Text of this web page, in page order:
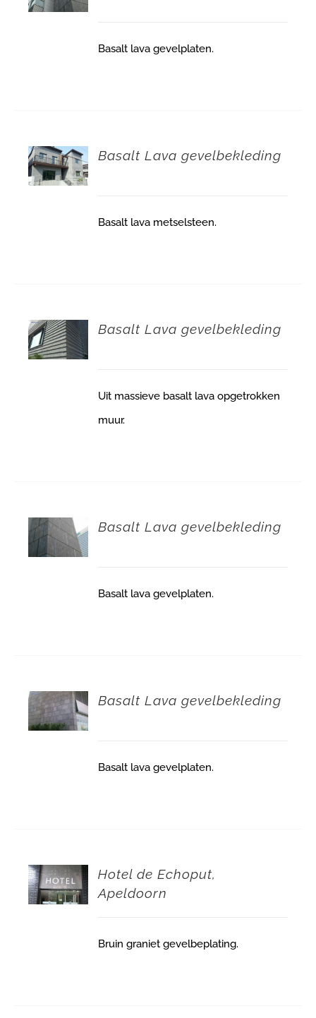
Basalt lava gevelplaten.
Basalt Lava gevelbekleding
Basalt lava metselsteen.
Basalt Lava gevelbekleding
Uit massieve basalt lava opgetrokken
muur.
Basalt Lava gevelbekleding
Basalt lava gevelplaten.
Basalt Lava gevelbekleding
Basalt lava gevelplaten.
Hotel de Echoput,
Apeldoorn
Bruin graniet gevelbeplating.